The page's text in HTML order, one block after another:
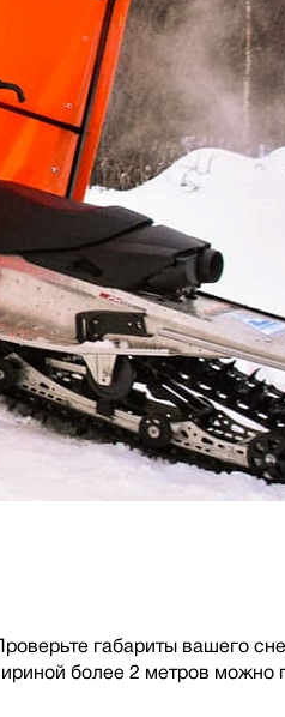
габариты вашего
более 2 метров можно